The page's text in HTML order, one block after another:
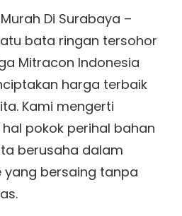
Di Surabaya –
bata ringan tersohor
Mitracon Indonesia
harga terbaik
Kami mengerti
pokok perihal bahan
berusaha dalam
yang bersaing tanpa